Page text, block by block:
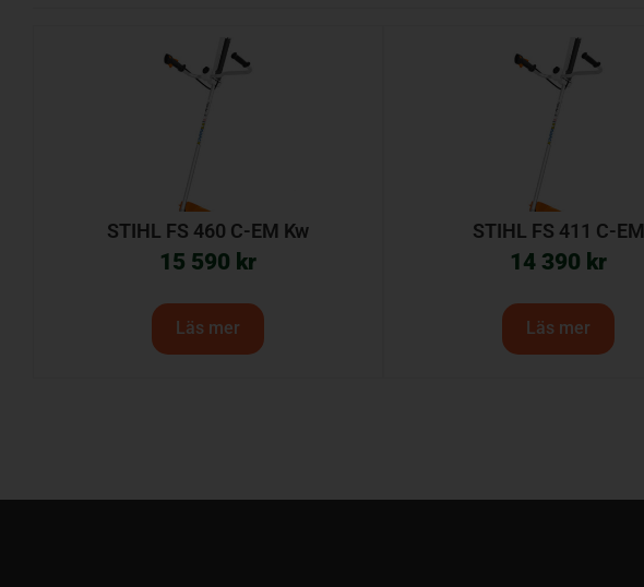
STIHL FS 460 C-EM Kw
15 590 kr
Läs mer
STIHL FS 411 C-EM
14 390 kr
Läs mer